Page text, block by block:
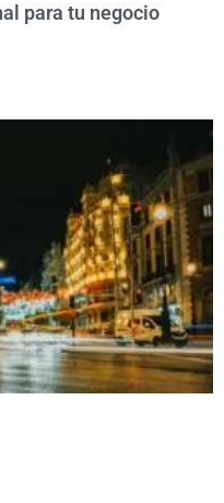
para tu negocio